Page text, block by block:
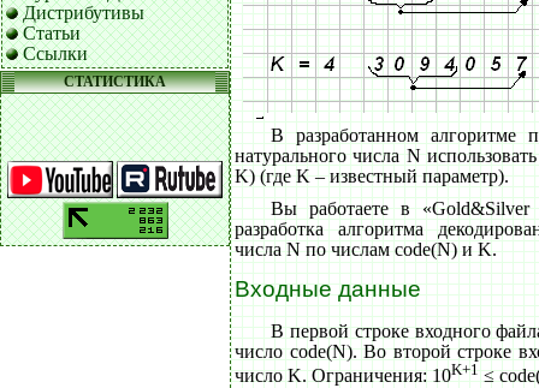
Дистрибутивы
Статьи
Ссылки
СТАТИСТИКА
В разработанном алгоритме
натурального числа N
K) (где K – известный параметр).
Вы работаете в
разработка алгоритма
числа N по числам code(N) и K.
Входные данные
В первой строке входного
число code(N). Во второй строке
число K. Ограничения: 10K+1≤